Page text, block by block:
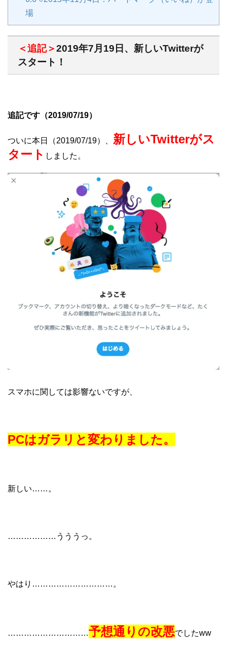
場
＜追記＞2019年7月19日、新しいTwitterが
スタート！
追記です（2019/07/19）
ついに本日（2019/07/19）、 新しいTwitterがス
タート しました。
スマホに関しては影響ないですが、
PCはガラリと変わりました。
新しい……。
………………うううっ。
やはり…………………………。
…………………………予想通りの改悪でしたww